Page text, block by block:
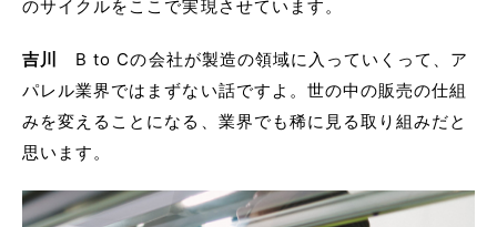
のサイクルをここで実現させています。
吉川
B to Cの会社が製造の領域に入っていくって、ア
パレル業界ではまずない話ですよ。世の中の販売の仕組
みを変えることになる、業界でも稀に見る取り組みだと
思います。